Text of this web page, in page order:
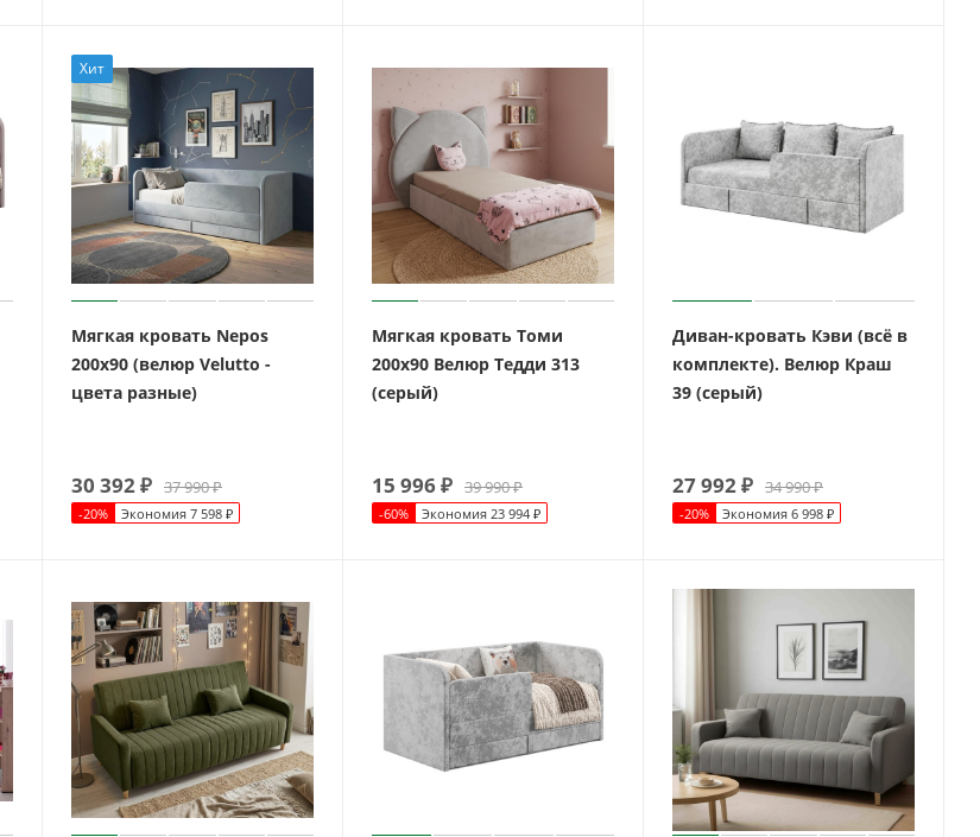
Хит
Мягкая кровать Nepos
200х90 (велюр Velutto -
цвета разные)
30 392₽ 37 990₽
-20% Экономия 7 598 ₽
Мягкая кровать Томи
200х90 Велюр Тедди 313
(серый)
15 996 ₽ 39 990₽
-60% Экономия 23 994 ₽
Диван-кровать Кэви (всё в
комплекте). Велюр Краш
39 (серый)
27 992₽ 34 990₽
-20% Экономия 6 998 ₽